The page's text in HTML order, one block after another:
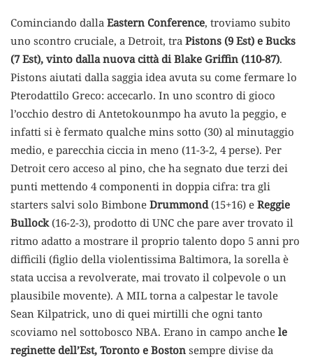
Cominciando dalla Eastern Conference, troviamo subito
uno scontro cruciale, a Detroit, tra Pistons (9 Est) e Bucks
(7 Est), vinto dalla nuova città di Blake Griffin (110-87).
Pistons aiutati dalla saggia idea avuta su come fermare lo
Pterodattilo Greco: accecarlo. In uno scontro di gioco
l’occhio destro di Antetokounmpo ha avuto la peggio, e
infatti si è fermato qualche mins sotto (30) al minutaggio
medio, e parecchia ciccia in meno (11-3-2, 4 perse). Per
Detroit cero acceso al pino, che ha segnato due terzi dei
punti mettendo 4 componenti in doppia cifra: tra gli
starters salvi solo Bimbone Drummond(15+16) e Reggie
Bullock (16-2-3), prodotto di UNC che pare aver trovato il
ritmo adatto a mostrare il proprio talento dopo 5 anni pro
difficili (figlio della violentissima Baltimora, la sorella è
stata uccisa a revolverate, mai trovato il colpevole o un
plausibile movente). A MIL torna a calpestar le tavole
Sean Kilpatrick, uno di quei mirtilli che ogni tanto
scoviamo nel sottobosco NBA. Erano in campo anche le
reginette dell’Est, Toronto e Boston sempre divise da